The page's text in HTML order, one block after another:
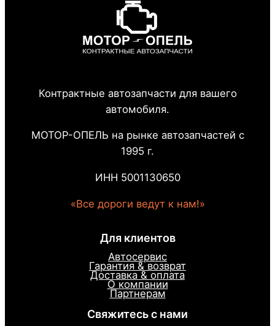
Контрактные автозапчасти для вашего
автомобиля.
МОТОР-ОПЕЛЬ на рынке автозапчастей с
1995 г.
ИНН 5001130650
«Все дороги ведут к нам!»
Для клиентов
Автосервис
Гарантия & возврат
Доставка & оплата
О компании
Партнерам
Свяжитесь с нами